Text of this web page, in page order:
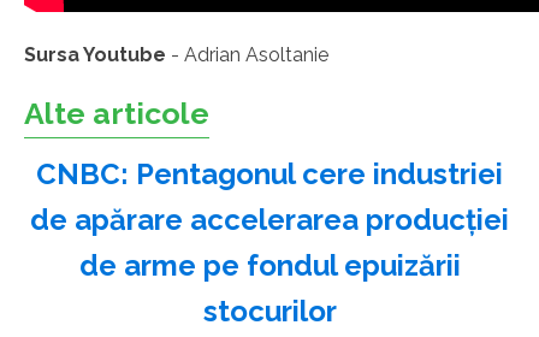
Sursa Youtube - Adrian Asoltanie
Alte articole
CNBC: Pentagonul cere industriei
de apărare accelerarea producţiei
de arme pe fondul epuizării
stocurilor